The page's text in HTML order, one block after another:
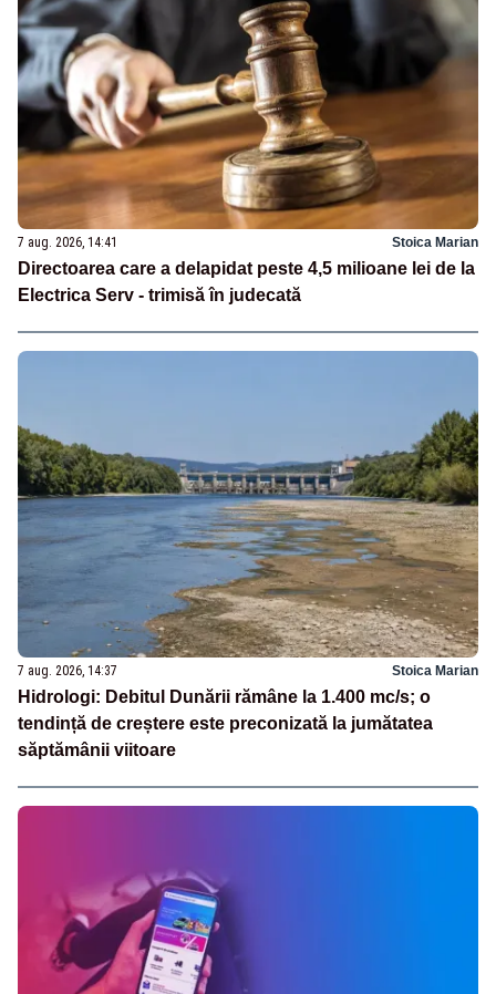
7 aug. 2026, 14:41 Stoica Marian
Directoarea care a delapidat peste 4,5 milioane lei de la
Electrica Serv - trimisă în judecată
7 aug. 2026, 14:37 Stoica Marian
Hidrologi: Debitul Dunării rămâne la 1.400 mc/s; o
tendință de creștere este preconizată la jumătatea
săptămânii viitoare